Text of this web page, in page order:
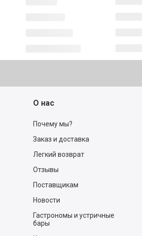
О нас
Почему мы?
Заказ и доставка
Легкий возврат
Отзывы
Поставщикам
Новости
Гастрономы и устричные
бары